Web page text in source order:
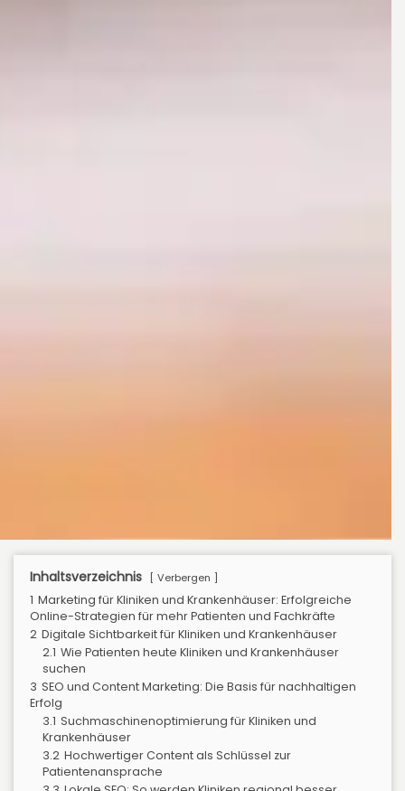
Inhaltsverzeichnis Verbergen
1 Marketing für Kliniken und Krankenhäuser: Erfolgreiche
Online-Strategien für mehr Patienten und Fachkräfte
2 Digitale Sichtbarkeit für Kliniken und Krankenhäuser
2.1 Wie Patienten heute Kliniken und Krankenhäuser
suchen
3 SEO und Content Marketing: Die Basis für nachhaltigen
Erfolg
3.1 Suchmaschinenoptimierung für Kliniken und
Krankenhäuser
3.2 Hochwertiger Content als Schlüssel zur
Patientenansprache